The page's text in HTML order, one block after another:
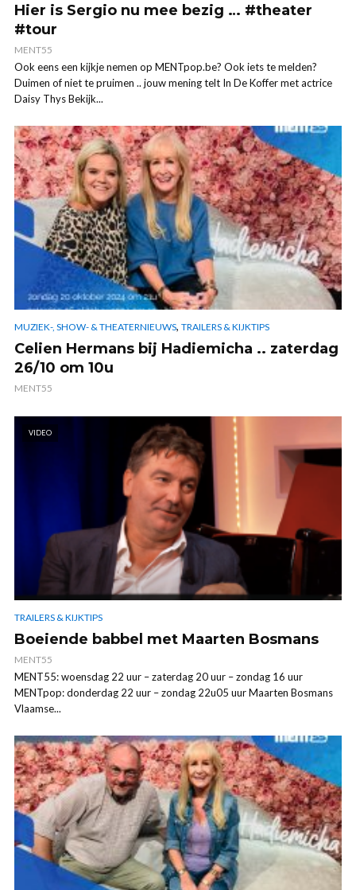
Hier is Sergio nu mee bezig … #theater
#tour
MENT55
Ook eens een kijkje nemen op MENTpop.be? Ook iets te melden?
Duimen of niet te pruimen .. jouw mening telt In De Koffer met actrice
Daisy Thys Bekijk...
MUZIEK-, SHOW- & THEATERNIEUWS, TRAILERS & KIJKTIPS
Celien Hermans bij Hadiemicha .. zaterdag
26/10 om 10u
MENT55
VIDEO
TRAILERS & KIJKTIPS
Boeiende babbel met Maarten Bosmans
MENT55
MENT55: woensdag 22 uur – zaterdag 20 uur – zondag 16 uur
MENTpop: donderdag 22 uur – zondag 22u05 uur Maarten Bosmans
Vlaamse...